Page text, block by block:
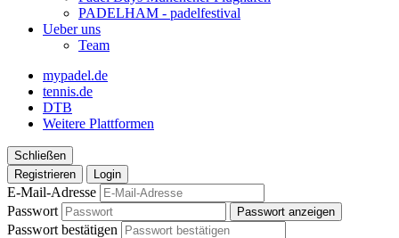
PADELHAM - padelfestival
Ueber uns
Team
mypadel.de
tennis.de
DTB
Weitere Plattformen
Schließen
Registrieren
Login
E-Mail-Adresse
Passwort
Passwort anzeigen
Passwort bestätigen